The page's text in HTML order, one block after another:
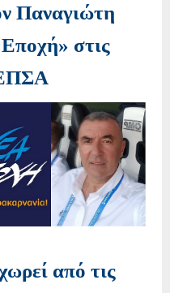
Παναγιώτη
στις
ΕΠΣΑ
από τις